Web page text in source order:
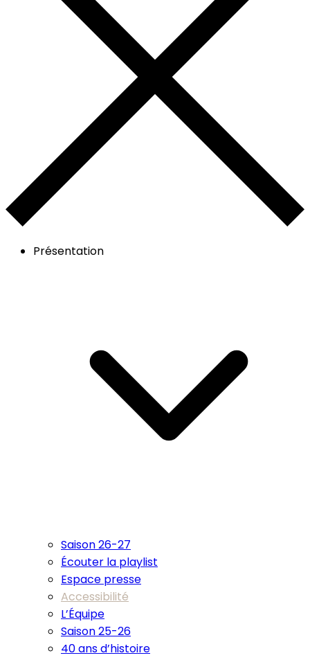
Présentation
Saison 26-27
Écouter la playlist
Espace presse
Accessibilité
L’Équipe
Saison 25-26
40 ans d’histoire